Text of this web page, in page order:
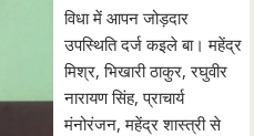
विधा में आपन जोड़दार
उपस्थिति दर्ज कइले बा। महेंद्र
मिश्र, भिखारी ठाकुर, रघुवीर
नारायण सिंह, प्राचार्य
मंनोरंजन, महेंद्र शास्त्री से